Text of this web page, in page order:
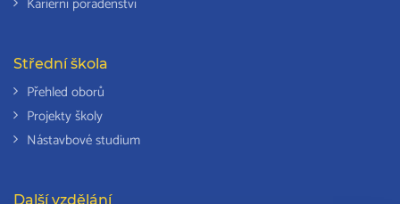
Střední škola
Přehled oborů
Projekty školy
Nástavbové studium
Další vzdělání